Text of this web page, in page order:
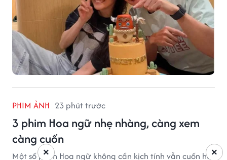
PHIM ẢNH 23 phút trước
3 phim Hoa ngữ nhẹ nhàng, càng xem
càng cuốn
Một số phim Hoa ngữ không cần kịch tính vẫn cuốn hút×
×